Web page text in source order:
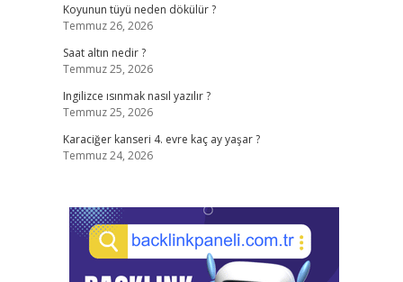
Koyunun tüyü neden dökülür ?
Temmuz 26, 2026
Saat altın nedir ?
Temmuz 25, 2026
Ingilizce ısınmak nasıl yazılır ?
Temmuz 25, 2026
Karaciğer kanseri 4. evre kaç ay yaşar ?
Temmuz 24, 2026